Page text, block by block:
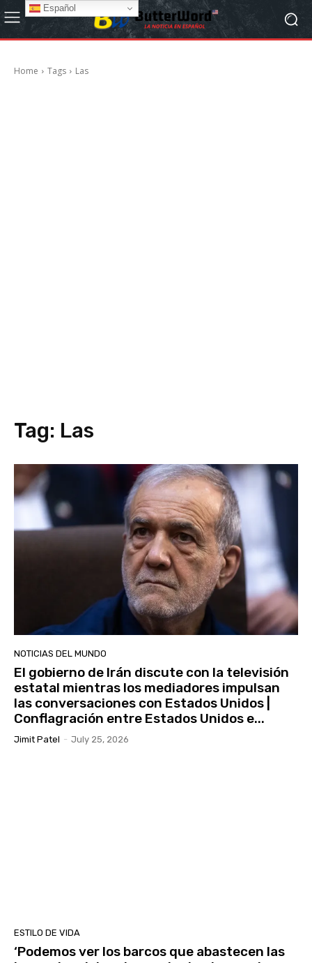
Home Tags Las
Tag: Las
NOTICIAS DEL MUNDO
El gobierno de Irán discute con la televisión
estatal mientras los mediadores impulsan
las conversaciones con Estados Unidos |
Conflagración entre Estados Unidos e...
Jimit Patel - July 25, 2026
ESTILO DE VIDA
‘Podemos ver los barcos que abastecen las
Español